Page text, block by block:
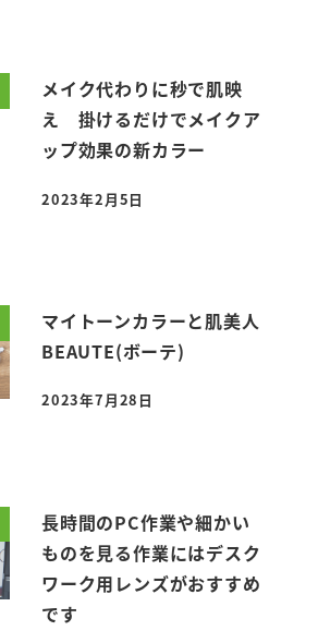
メイク代わりに秒で肌映
え 掛けるだけでメイクア
ップ効果の新カラー
投稿日
2023年2月5日
マイトーンカラーと肌美人
BEAUTE(ボーテ)
投稿日
2023年7月28日
長時間のPC作業や細かい
ものを見る作業にはデスク
ワーク用レンズがおすすめ
です